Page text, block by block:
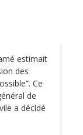
estimait
des
Ce
de
a décidé